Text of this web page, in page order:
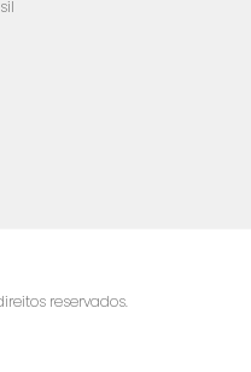
reservados.